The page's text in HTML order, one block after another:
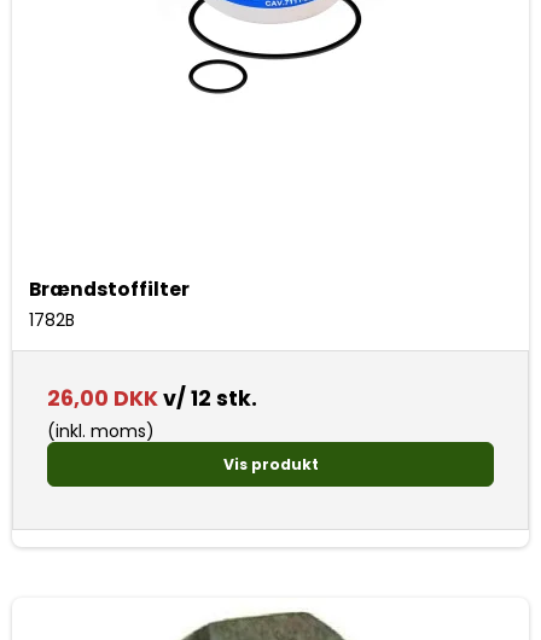
Brændstoffilter
1782B
26,00 DKKv/ 12 stk.
(inkl. moms)
Vis produkt